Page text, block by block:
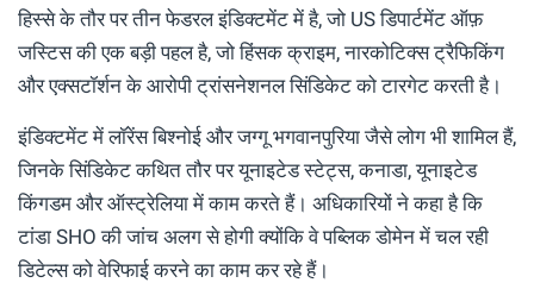
हिस्से के तौर पर तीन फेडरल इंडिक्टमेंट में है, जो US डिपार्टमेंट ऑफ़
जस्टिस की एक बड़ी पहल है, जो हिंसक क्राइम, नारकोटिक्स ट्रैफिकिंग
और एक्सटॉर्शन के आरोपी ट्रांसनेशनल सिंडिकेट को टारगेट करती है।
इंडिक्टमेंट में लॉरेंस बिश्नोई और जग्गू भगवानपुरिया जैसे लोग भी शामिल हैं,
जिनके सिंडिकेट कथित तौर पर यूनाइटेड स्टेट्स, कनाडा, यूनाइटेड
किंगडम और ऑस्ट्रेलिया में काम करते हैं। अधिकारियों ने कहा है कि
टांडा SHO की जांच अलग से होगी क्योंकि वे पब्लिक डोमेन में चल रही
डिटेल्स को वेरिफाई करने का काम कर रहे हैं।